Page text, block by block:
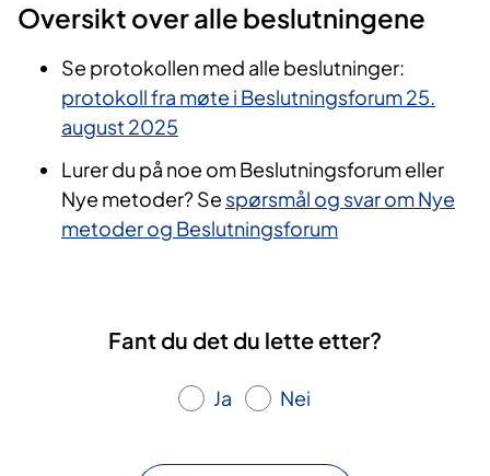
Oversikt over alle beslutningene
Se protokollen med alle beslutninger:
protokoll fra møte i Beslutningsforum 25.
august 2025
Lurer du på noe om Beslutningsforum eller
Nye metoder? Se spørsmål og svar om Nye
metoder og Beslutningsforum
Fant du det du lette etter?
Ja Nei